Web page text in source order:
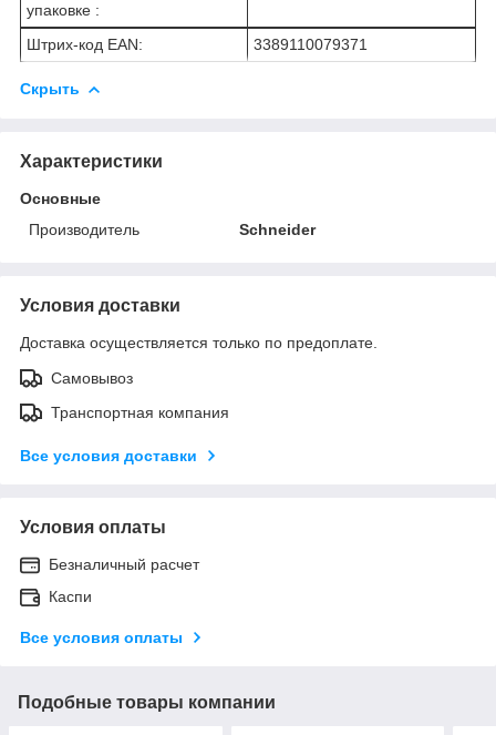
упаковке :
Штрих-код EAN: 3389110079371
Скрыть
Характеристики
Основные
Производитель
Schneider
Условия доставки
Доставка осуществляется только по предоплате.
Самовывоз
Транспортная компания
Все условия доставки
Условия оплаты
Безналичный расчет
Каспи
Все условия оплаты
Подобные товары компании